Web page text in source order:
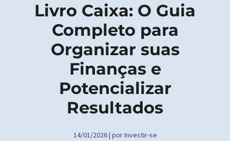
Livro Caixa: O Guia
Completo para
Organizar suas
Finanças e
Potencializar
Resultados
14/01/2026 | por Investir-se